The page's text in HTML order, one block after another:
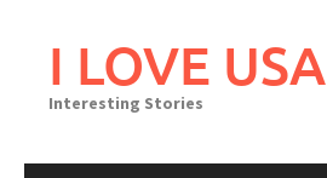
I LOVE USA
Interesting Stories